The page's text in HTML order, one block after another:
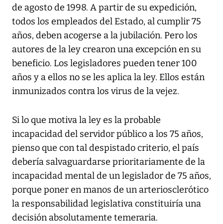
de agosto de 1998. A partir de su expedición,
todos los empleados del Estado, al cumplir 75
años, deben acogerse a la jubilación. Pero los
autores de la ley crearon una excepción en su
beneficio. Los legisladores pueden tener 100
años y a ellos no se les aplica la ley. Ellos están
inmunizados contra los virus de la vejez.
Si lo que motiva la ley es la probable
incapacidad del servidor público a los 75 años,
pienso que con tal despistado criterio, el país
debería salvaguardarse prioritariamente de la
incapacidad mental de un legislador de 75 años,
porque poner en manos de un arteriosclerótico
la responsabilidad legislativa constituiría una
decisión absolutamente temeraria.